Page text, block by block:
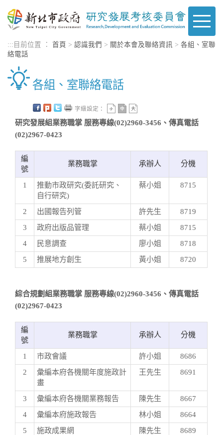
Toggle
::: 目前位置 ： 首頁 > 認識我們 > 關於本會及聯絡資訊 > 各組、室聯
絡電話
各組、室聯絡電話
字級設定：
研究發展組業務職掌 服務專線(02)2960-3456、傳真電話
(02)2967-0423
編
號
業務職掌 承辦人 分機
1
推動市政研究(委託研究、
自行研究)
蔡小姐 8715
2 出國報告列管 許先生
8719
3
政府出版品管理 蔡小姐
8715
4
民意調查 廖小姐
8718
5
推展地方創生 黃小姐 8720
綜合規劃組業務職掌 服務專線(02)2960-3456、傳真電話
(02)2967-0423
編
號
業務職掌 承辦人 分機
1 市政會議 許小姐
8686
2
彙編本府各機關年度施政計
畫
王先生 8691
3 彙編本府各機關業務報告 陳先生
8667
4
彙編本府施政報告 林小姐
8664
5
施政成果網 陳先生 8689